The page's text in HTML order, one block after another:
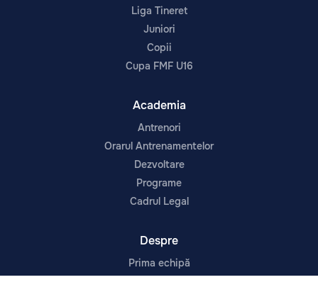
Liga Tineret
Juniori
Copii
Cupa FMF U16
Academia
Antrenori
Orarul Antrenamentelor
Dezvoltare
Programe
Cadrul Legal
Despre
Prima echipă